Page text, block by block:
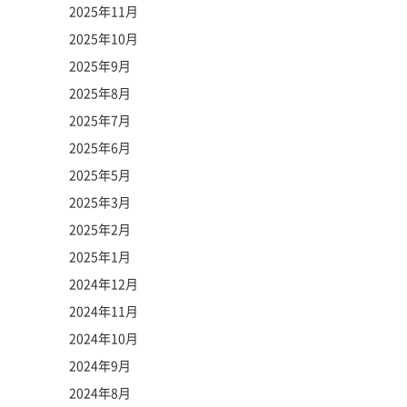
2025年11月
2025年10月
2025年9月
2025年8月
2025年7月
2025年6月
2025年5月
2025年3月
2025年2月
2025年1月
2024年12月
2024年11月
2024年10月
2024年9月
2024年8月